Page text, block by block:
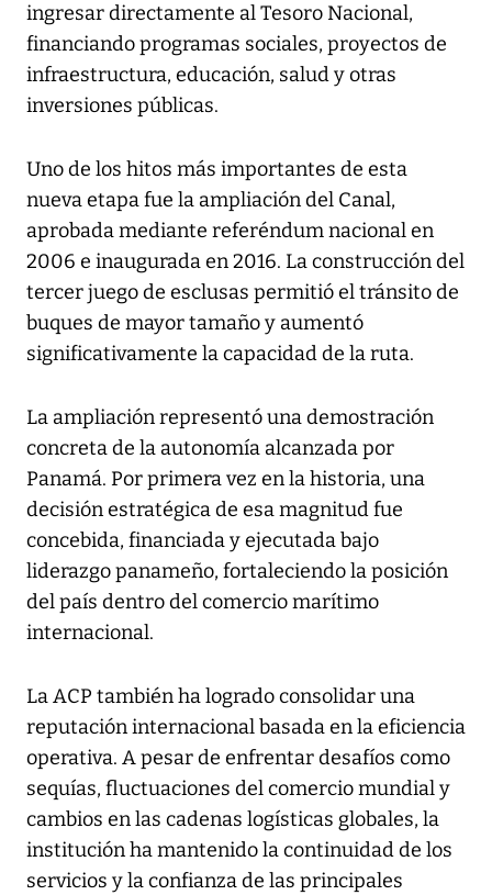
ingresar directamente al Tesoro Nacional,
financiando programas sociales, proyectos de
infraestructura, educación, salud y otras
inversiones públicas.
Uno de los hitos más importantes de esta
nueva etapa fue la ampliación del Canal,
aprobada mediante referéndum nacional en
2006 e inaugurada en 2016. La construcción del
tercer juego de esclusas permitió el tránsito de
buques de mayor tamaño y aumentó
significativamente la capacidad de la ruta.
La ampliación representó una demostración
concreta de la autonomía alcanzada por
Panamá. Por primera vez en la historia, una
decisión estratégica de esa magnitud fue
concebida, financiada y ejecutada bajo
liderazgo panameño, fortaleciendo la posición
del país dentro del comercio marítimo
internacional.
La ACP también ha logrado consolidar una
reputación internacional basada en la eficiencia
operativa. A pesar de enfrentar desafíos como
sequías, fluctuaciones del comercio mundial y
cambios en las cadenas logísticas globales, la
institución ha mantenido la continuidad de los
servicios y la confianza de las principales